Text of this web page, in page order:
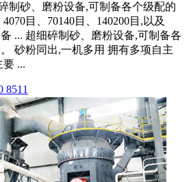
制砂、磨粉设备,可制备各个级配的
目、70140目、140200目,以及
... 超细碎制砂、磨粉设备,可制备各
砂粉同出,一机多用 拥有多项自主
...
8511